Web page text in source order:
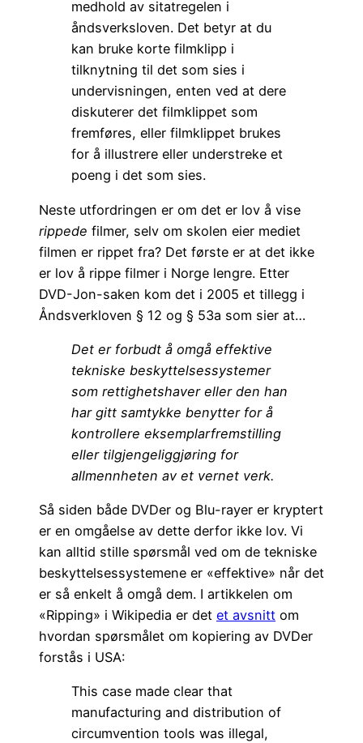
medhold av sitatregelen i
åndsverksloven. Det betyr at du
kan bruke korte filmklipp i
tilknytning til det som sies i
undervisningen, enten ved at dere
diskuterer det filmklippet som
fremføres, eller filmklippet brukes
for å illustrere eller understreke et
poeng i det som sies.
Neste utfordringen er om det er lov å vise
rippede filmer, selv om skolen eier mediet
filmen er rippet fra? Det første er at det ikke
er lov å rippe filmer i Norge lengre. Etter
DVD-Jon-saken kom det i 2005 et tillegg i
Åndsverkloven § 12 og § 53a som sier at…
Det er forbudt å omgå effektive
tekniske beskyttelsessystemer
som rettighetshaver eller den han
har gitt samtykke benytter for å
kontrollere eksemplarfremstilling
eller tilgjengeliggjøring for
allmennheten av et vernet verk.
Så siden både DVDer og Blu-rayer er kryptert
er en omgåelse av dette derfor ikke lov. Vi
kan alltid stille spørsmål ved om de tekniske
beskyttelsessystemene er «effektive» når det
er så enkelt å omgå dem. I artikkelen om
«Ripping» i Wikipedia er det et avsnitt om
hvordan spørsmålet om kopiering av DVDer
forstås i USA:
This case made clear that
manufacturing and distribution of
circumvention tools was illegal,